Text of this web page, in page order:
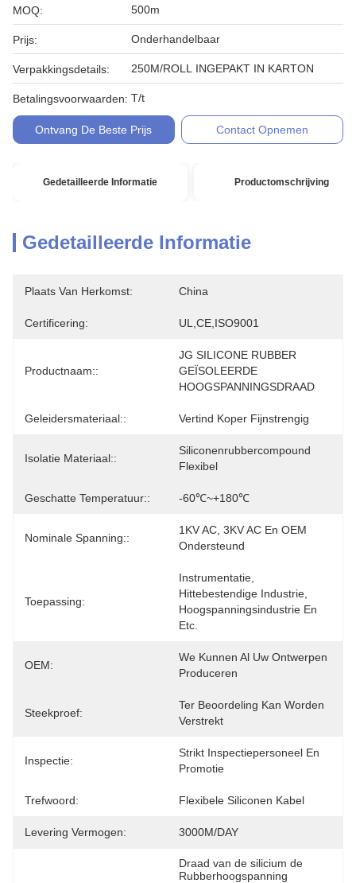
MOQ: 500m
Prijs: Onderhandelbaar
Verpakkingsdetails: 250M/ROLL INGEPAKT IN KARTON
Betalingsvoorwaarden: T/t
Ontvang De Beste Prijs Contact Opnemen
Gedetailleerde Informatie Productomschrijving
Gedetailleerde Informatie
Plaats Van Herkomst: China
Certificering: UL,CE,ISO9001
Productnaam::
JG SILICONE RUBBER
GEÏSOLEERDE
HOOGSPANNINGSDRAAD
Geleidersmateriaal:: Vertind Koper Fijnstrengig
Isolatie Materiaal::
Siliconenrubbercompound
Flexibel
Geschatte Temperatuur:: -60℃~+180℃
Nominale Spanning::
1KV AC, 3KV AC En OEM
Ondersteund
Toepassing:
Instrumentatie,
Hittebestendige Industrie,
Hoogspanningsindustrie En
Etc.
OEM:
We Kunnen Al Uw Ontwerpen
Produceren
Steekproef:
Ter Beoordeling Kan Worden
Verstrekt
Inspectie:
Strikt Inspectiepersoneel En
Promotie
Trefwoord: Flexibele Siliconen Kabel
Levering Vermogen: 3000M/DAY
Draad van de silicium de
Rubberhoogspanning